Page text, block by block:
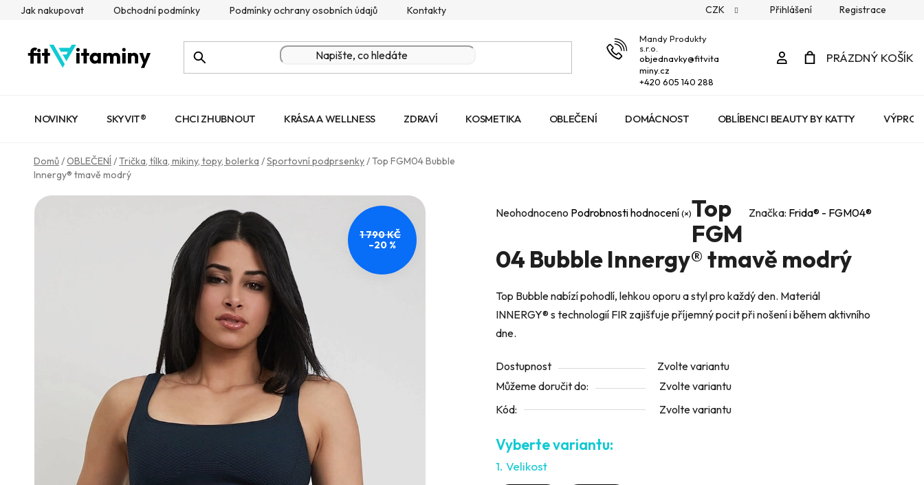
PřejítJak nakupovat Obchodní podmínky Podmínky ochrany osobních údajů Kontakty CZK Přihlášení Registrace
Mandy Produkty
s.r.o.
objednavky@fitvita
miny.cz
+420 605 140 288
PřihlášeníPRÁZDNÝ KOŠÍK
NOVINKY SKYVIT® CHCI ZHUBNOUT KRÁSA A WELLNESS ZDRAVÍ KOSMETIKA OBLEČENÍ DOMÁCNOST OBLÍBENCI BEAUTY BY KATTY
Domů/OBLEČENÍ /Trička, tílka, mikiny, topy, bolerka /Sportovní podprsenky/Top FGM04 Bubble
Innergy® tmavě modrý
Průměrné
produktu
je
Neohodnoceno Podrobnosti hodnocení Značka: Frida® - FGM04®
Top
FGM
04 Bubble Innergy® tmavě modrý
Top Bubble nabízí pohodlí, lehkou oporu a styl pro každý den. Materiál
INNERGY® s technologií FIR zajišťuje příjemný pocit při nošení i během aktivního
dne.
Dostupnost
Zvolte variantu
Můžeme doručit do:
Zvolte variantu
Kód:
Zvolte variantu
1. Velikost
1 790 KČ
–20 %